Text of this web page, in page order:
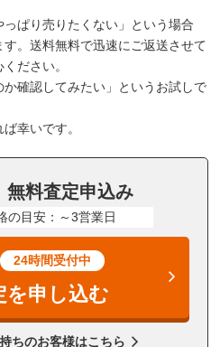
ぱり売りたくない」という場合
。送料無料で迅速にご返送させて
ださい。
か確認してみたい」というお試しで
幸いです。
無料査定申込み
の目安：～3営業日
24時間受付中
を申し込む
ちのお客様はこちら